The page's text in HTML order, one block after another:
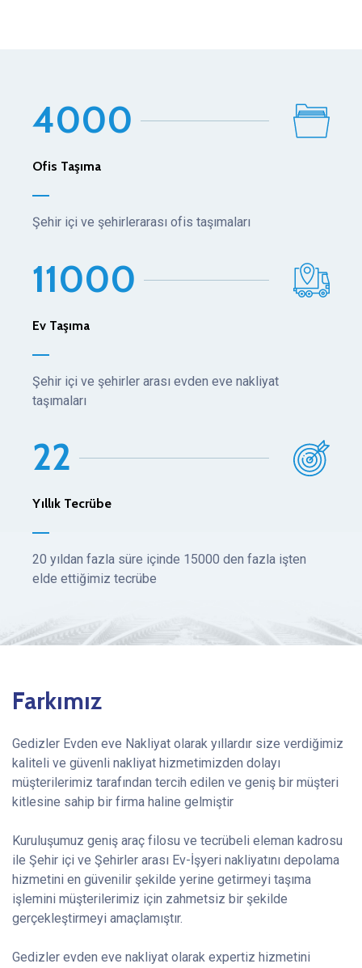
4000
Ofis Taşıma
Şehir içi ve şehirlerarası ofis taşımaları
11000
Ev Taşıma
Şehir içi ve şehirler arası evden eve nakliyat
taşımaları
22
Yıllık Tecrübe
20 yıldan fazla süre içinde 15000 den fazla işten
elde ettiğimiz tecrübe
Farkımız
Gedizler Evden eve Nakliyat olarak yıllardır size verdiğimiz
kaliteli ve güvenli nakliyat hizmetimizden dolayı
müşterilerimiz tarafından tercih edilen ve geniş bir müşteri
kitlesine sahip bir firma haline gelmiştir
Kuruluşumuz geniş araç filosu ve tecrübeli eleman kadrosu
ile Şehir içi ve Şehirler arası Ev-İşyeri nakliyatını depolama
hizmetini en güvenilir şekilde yerine getirmeyi taşıma
işlemini müşterilerimiz için zahmetsiz bir şekilde
gerçekleştirmeyi amaçlamıştır.
Gedizler evden eve nakliyat olarak expertiz hizmetini